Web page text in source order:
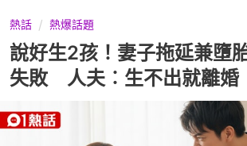
熱話 熱爆話題
說好生2孩！妻子拖延兼墮
失敗 人夫︰生不出就離婚